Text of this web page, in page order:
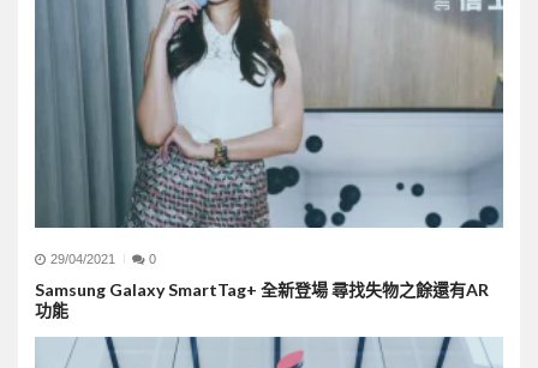
29/04/2021 0
Samsung Galaxy SmartTag+ 全新登場 尋找失物之餘還有AR
功能